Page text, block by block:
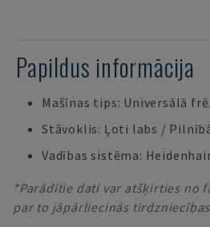
Papildus informācija
Mašīnas tips: Universālā
Stāvoklis: Ļoti labs /
Vadības sistēma:
*Parādītie dati var atšķirties no
par to jāpārliecinās